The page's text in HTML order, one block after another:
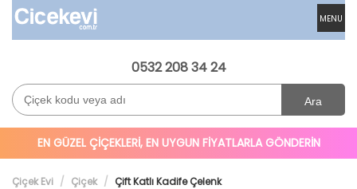
MENU
0532 208 34 24
Ara
EN GÜZEL ÇİÇEKLERİ, EN UYGUN FİYATLARLA GÖNDERİN
Çiçek Evi Çiçek Çift Katlı Kadife Çelenk